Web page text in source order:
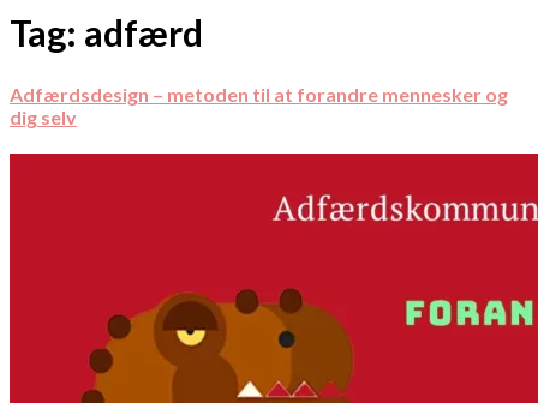
Tag: adfærd
Adfærdsdesign – metoden til at forandre mennesker og
dig selv